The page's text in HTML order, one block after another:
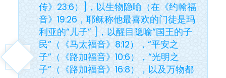
传》23:6）]，以生物隐喻（在《约翰福
音》19:26，耶稣称他最喜欢的门徒是玛
利亚的“儿子” ]，以醒目隐喻“国王的子
民”（《马太福音》8:12），“平安之
子”（《路加福音》10:6），“光明之
子”（《路加福音》16:8），以及万物都